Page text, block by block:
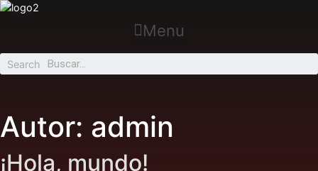
Menu
Search
Autor: admin
¡Hola, mundo!